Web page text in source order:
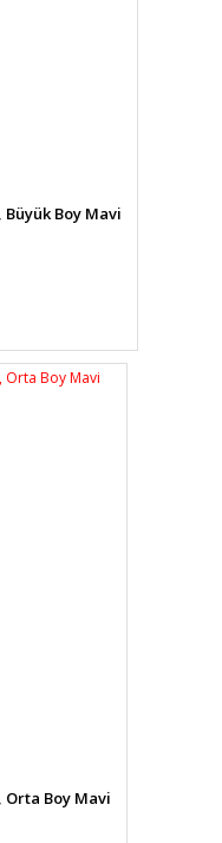
Büyük Boy Mavi
Orta Boy Mavi